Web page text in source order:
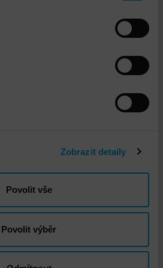
Zobrazit detaily
Povolit vše
Povolit výběr
Havelka